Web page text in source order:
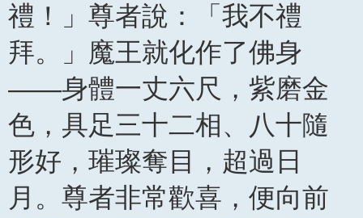
禮！」尊者說：「我不禮
拜。」魔王就化作了佛身
——身體一丈六尺，紫磨金
色，具足三十二相、八十隨
形好，璀璨奪目，超過日
月。尊者非常歡喜，便向前